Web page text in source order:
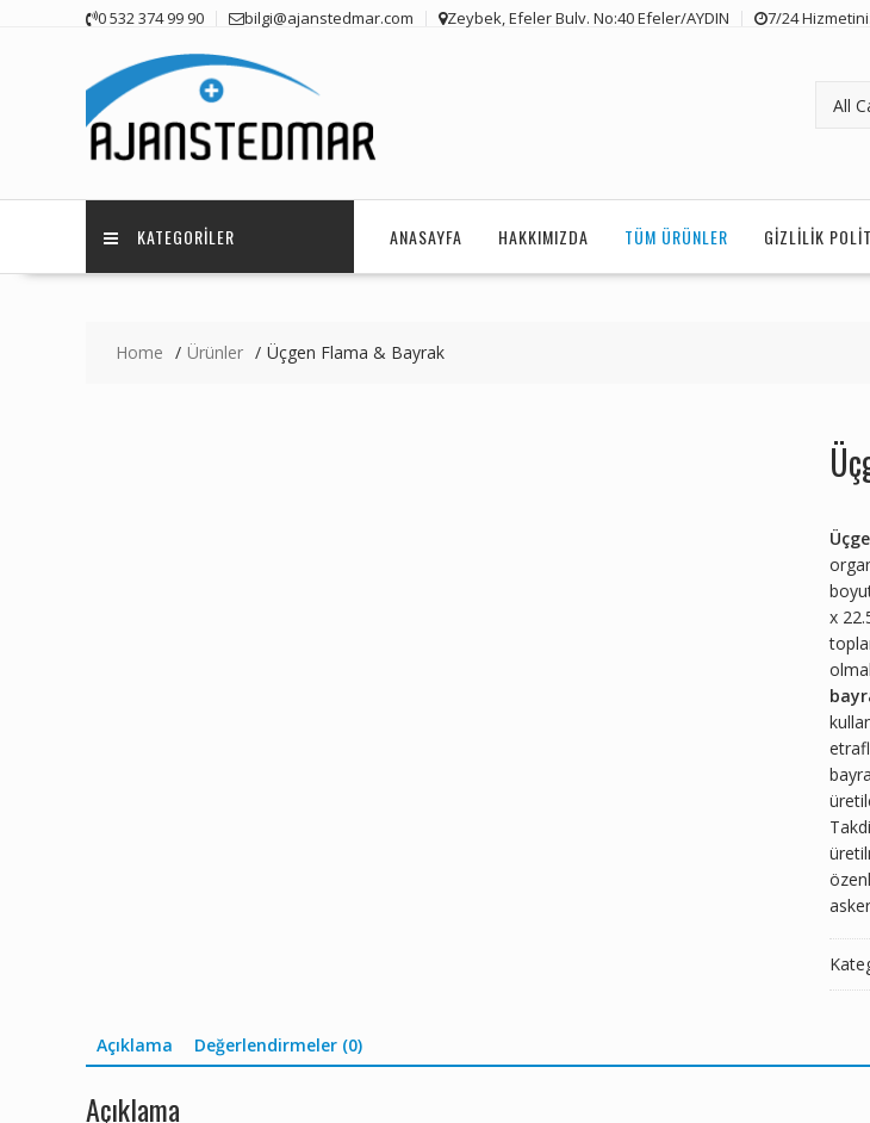
0 532 374 99 90 bilgi@ajanstedmar.com Zeybek, Efeler Bulv. No:40 Efeler/AYDIN 7/24
KATEGORILER ANASAYFA HAKKIMIZDA TÜM ÜRÜNLER GIZLILIK
Home Ürünler Üçgen Flama & Bayrak
x
Açıklama Değerlendirmeler (0)
Açıklama